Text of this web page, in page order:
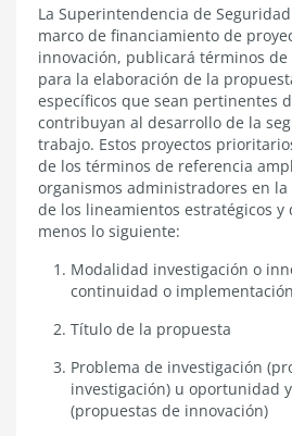
Proyectos
prioritarios
en
investigación
e
innovación
La Superintendencia de
marco de financiamiento de
innovación, publicará términos
para la elaboración de la
específicos que sean pertinentes
contribuyan al desarrollo de la
trabajo. Estos proyectos
de los términos de referencia
organismos administradores en
de los lineamientos estratégicos
menos lo siguiente:
Modalidad investigación o
continuidad o
Título de la propuesta
Problema de investigación
investigación) u oportunidad
(propuestas de innovación)